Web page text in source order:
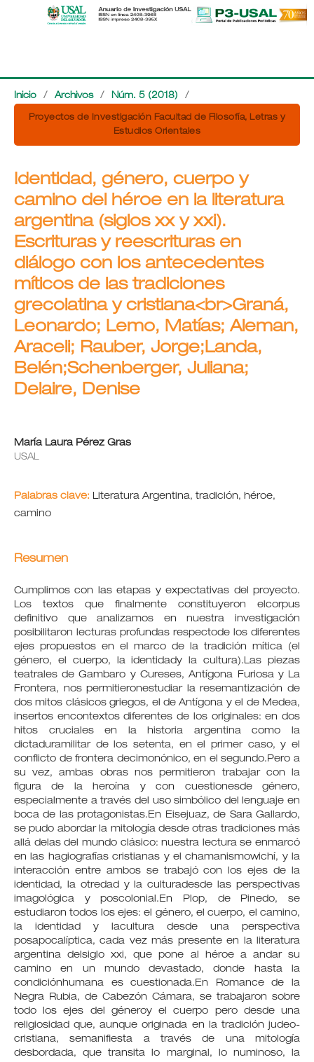
Inicio / Archivos / Núm. 5 (2018) /
Proyectos de Investigación Facultad de Filosofía, Letras y
Estudios Orientales
Identidad, género, cuerpo y
camino del héroe en la literatura
argentina (siglos xx y xxi).
Escrituras y reescrituras en
diálogo con los antecedentes
míticos de las tradiciones
grecolatina y cristiana<br>Graná,
Leonardo; Lemo, Matías; Aleman,
Araceli; Rauber, Jorge;Landa,
Belén;Schenberger, Juliana;
Delaire, Denise
María Laura Pérez Gras
USAL
Palabras clave: Literatura Argentina, tradición, héroe,
camino
Resumen
Cumplimos con las etapas y expectativas del proyecto.
Los textos que finalmente constituyeron elcorpus
definitivo que analizamos en nuestra investigación
posibilitaron lecturas profundas respectode los diferentes
ejes propuestos en el marco de la tradición mítica (el
género, el cuerpo, la identidady la cultura).Las piezas
teatrales de Gambaro y Cureses, Antígona Furiosa y La
Frontera, nos permitieronestudiar la resemantización de
dos mitos clásicos griegos, el de Antígona y el de Medea,
insertos encontextos diferentes de los originales: en dos
hitos cruciales en la historia argentina como la
dictaduramilitar de los setenta, en el primer caso, y el
conflicto de frontera decimonónico, en el segundo.Pero a
su vez, ambas obras nos permitieron trabajar con la
figura de la heroína y con cuestionesde género,
especialmente a través del uso simbólico del lenguaje en
boca de las protagonistas.En Eisejuaz, de Sara Gallardo,
se pudo abordar la mitología desde otras tradiciones más
allá delas del mundo clásico: nuestra lectura se enmarcó
en las hagiografías cristianas y el chamanismowichí, y la
interacción entre ambos se trabajó con los ejes de la
identidad, la otredad y la culturadesde las perspectivas
imagológica y poscolonial.En Plop, de Pinedo, se
estudiaron todos los ejes: el género, el cuerpo, el camino,
la identidad y lacultura desde una perspectiva
posapocalíptica, cada vez más presente en la literatura
argentina delsiglo xxi, que pone al héroe a andar su
camino en un mundo devastado, donde hasta la
condiciónhumana es cuestionada.En Romance de la
Negra Rubia, de Cabezón Cámara, se trabajaron sobre
todo los ejes del géneroy el cuerpo pero desde una
religiosidad que, aunque originada en la tradición judeo-
cristiana, semanifiesta a través de una mitología
desbordada, que transita lo marginal, lo numinoso, la